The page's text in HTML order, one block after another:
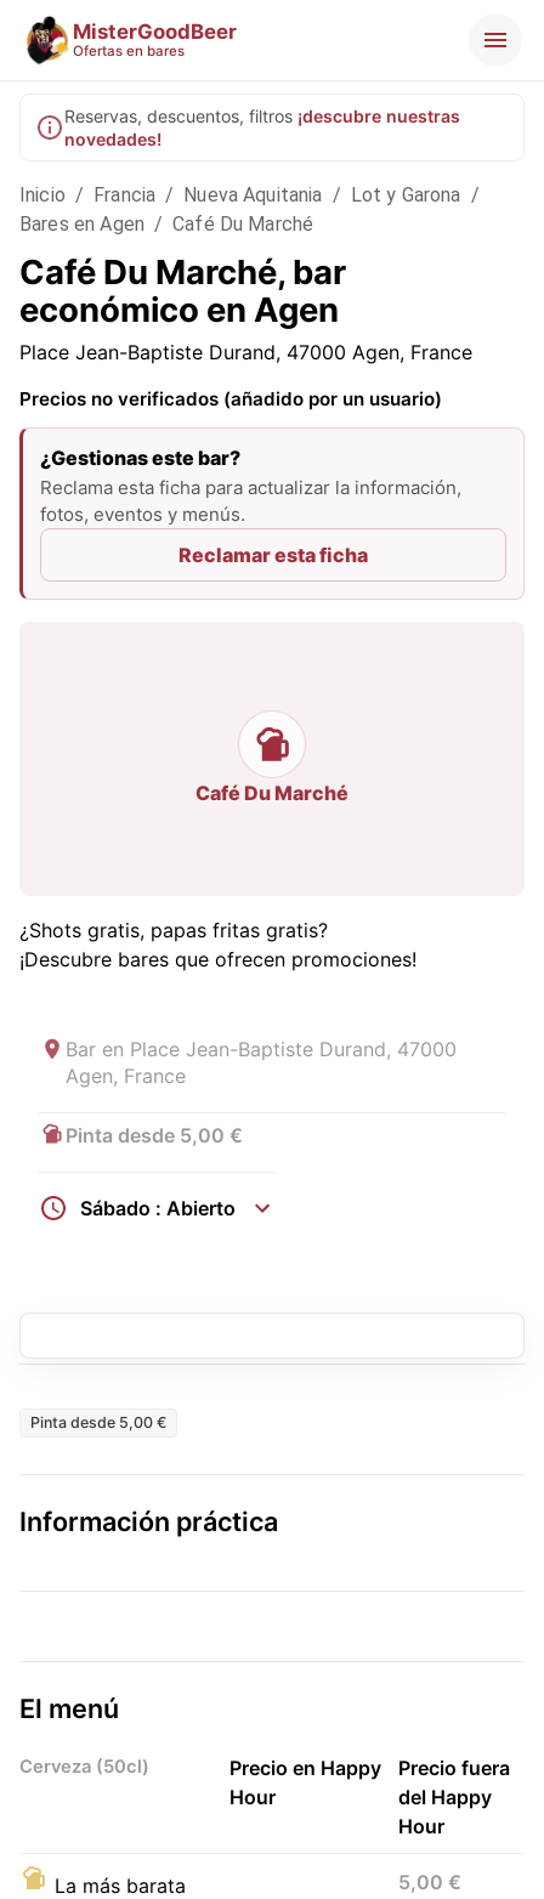
MisterGoodBeer
Ofertas en bares
Reservas, descuentos, filtros ¡descubre nuestras
novedades!
Inicio / Francia / Nueva Aquitania / Lot y Garona /
Bares en Agen / Café Du Marché
Café Du Marché, bar
económico en Agen
Place Jean-Baptiste Durand, 47000 Agen, France
Precios no verificados (añadido por un usuario)
¿Gestionas este bar?
Reclama esta ficha para actualizar la información,
fotos, eventos y menús.
Reclamar esta ficha
Café Du Marché
¿Shots gratis, papas fritas gratis?
¡Descubre bares que ofrecen promociones!
Bar en Place Jean-Baptiste Durand, 47000
Agen, France
Pinta desde 5,00 €
Sábado : Abierto
Pinta desde 5,00 €
Información práctica
El menú
Cerveza (50cl)
Precio en Happy
Hour
Precio fuera
del Happy
Hour
La más barata 5,00 €